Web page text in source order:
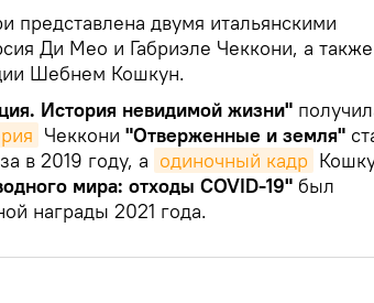
представлена двумя итальянскими
Ди Мео и Габриэле Чеккони, а также
Шебнем Кошкун.
История невидимой жизни"
Чеккони "Отверженные и земля"
в 2019 году, а одиночный кадр
мира: отходы COVID-19" был
награды 2021 года.